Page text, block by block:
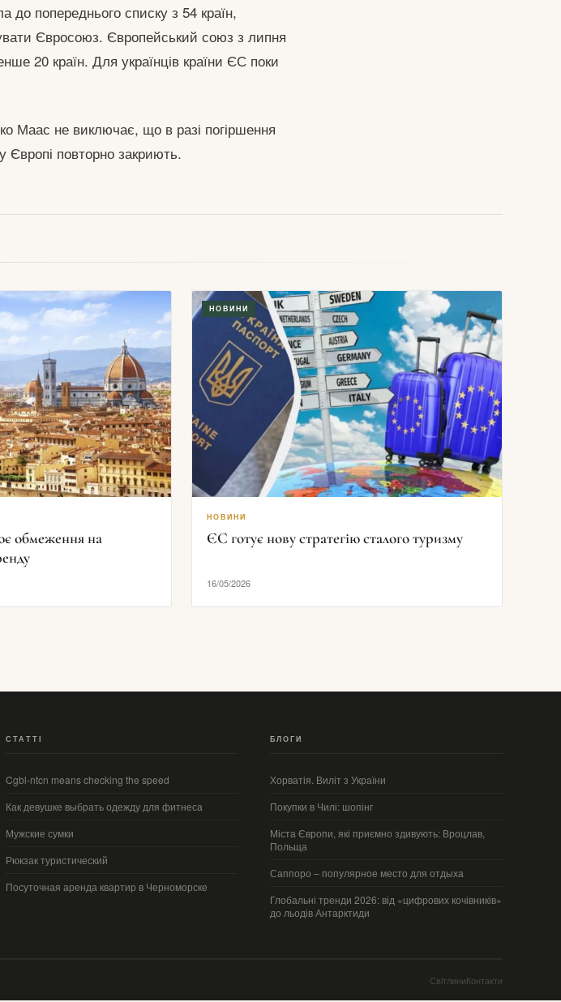
до попереднього списку з 54 країн,
Євросоюз. Європейський союз з липня
20 країн. Для українців країни ЄС поки
Маас не виключає, що в разі погіршення
Європі повторно закриють.
обмеження на
НОВИНИ
НОВИНИ
ЄС готує нову стратегію сталого туризму
16/05/2026
СТАТТІ
Cgbl-ntcn means checking the speed
Как девушке выбрать одежду для фитнеса
Мужские сумки
Рюкзак туристический
Посуточная аренда квартир в Черноморске
БЛОГИ
Хорватія. Виліт з України
Покупки в Чилі: шопінг
Міста Європи, які приємно здивують: Вроцлав,
Польща
Саппоро – популярное место для отдыха
Глобальні тренди 2026: від «цифрових кочівників»
до льодів Антарктиди
СвітлиниКонтакти